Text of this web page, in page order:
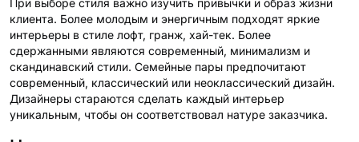
При выборе стиля важно изучить привычки и образ жизни
клиента. Более молодым и энергичным подходят яркие
интерьеры в стиле лофт, гранж, хай-тек. Более
сдержанными являются современный, минимализм и
скандинавский стили. Семейные пары предпочитают
современный, классический или неоклассический дизайн.
Дизайнеры стараются сделать каждый интерьер
уникальным, чтобы он соответствовал натуре заказчика.